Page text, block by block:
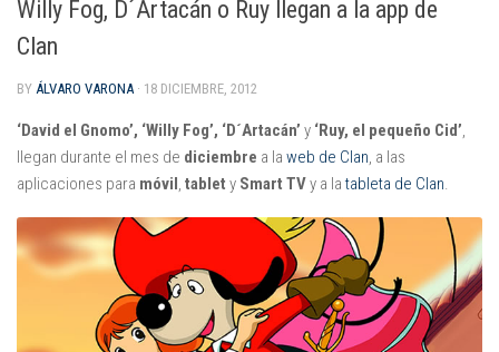
para aprender inglés
de cuentos e historias
para jugar con la música
de matemáticas
Android
Apple
Kindle Fire
Willy Fog, D´Artacán o Ruy llegan a la app de
Clan
BY ÁLVARO VARONA · 18 DICIEMBRE, 2012
‘David el Gnomo’, ‘Willy Fog’, ‘D´Artacán’ y ‘Ruy, el pequeño Cid’,
llegan durante el mes de diciembre a la web de Clan, a las
aplicaciones para móvil, tablet y Smart TVy a latableta de Clan.